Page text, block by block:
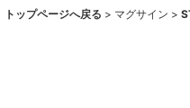
トップページへ戻る > マグサイン >